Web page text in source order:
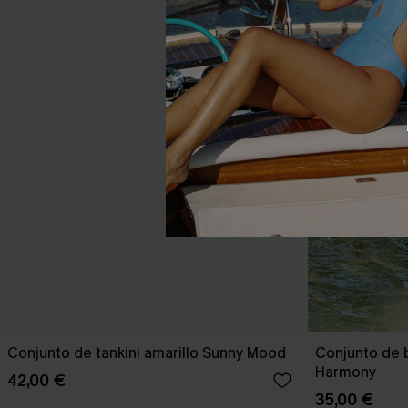
Conjunto de tankini amarillo Sunny Mood
42,00 €
Conjunto de
Harmony
35,00 €